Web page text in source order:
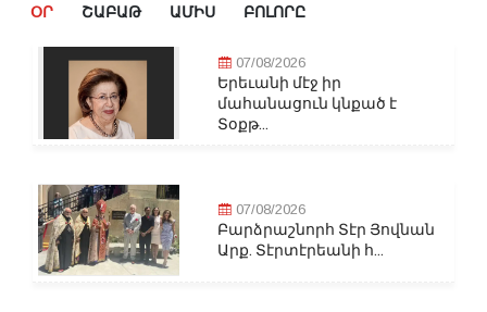
ՕՐ ՇԱԲԱԹ ԱՄԻՍ ԲՈԼՈՐԸ
07/08/2026
Երեւանի մէջ իր
մահանացուն կնքած է
Տօքթ...
07/08/2026
Բարձրաշնորհ Տէր Յովնան
Արք. Տէրտէրեանի հ...